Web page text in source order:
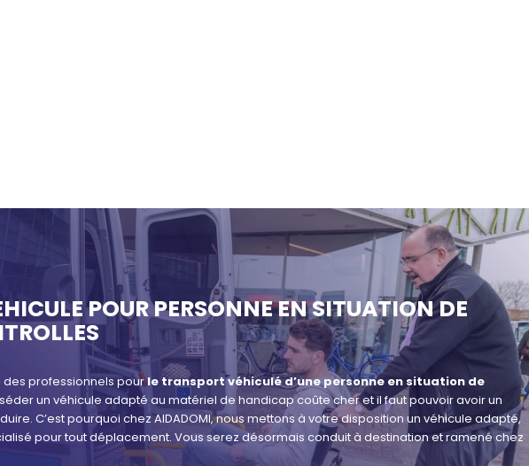
POUR PERSONNE EN SITUATION DE
des professionnels pourle transport véhiculé d’une personne en situation de
un véhicule adapté au matériel de handicap coûte cher et il faut pouvoir avoir un
C’est pourquoi chez AIDADOMI, nous mettons à votre disposition un véhicule adapté,
pour tout déplacement. Vous serez désormais conduit à destination et ramené chez